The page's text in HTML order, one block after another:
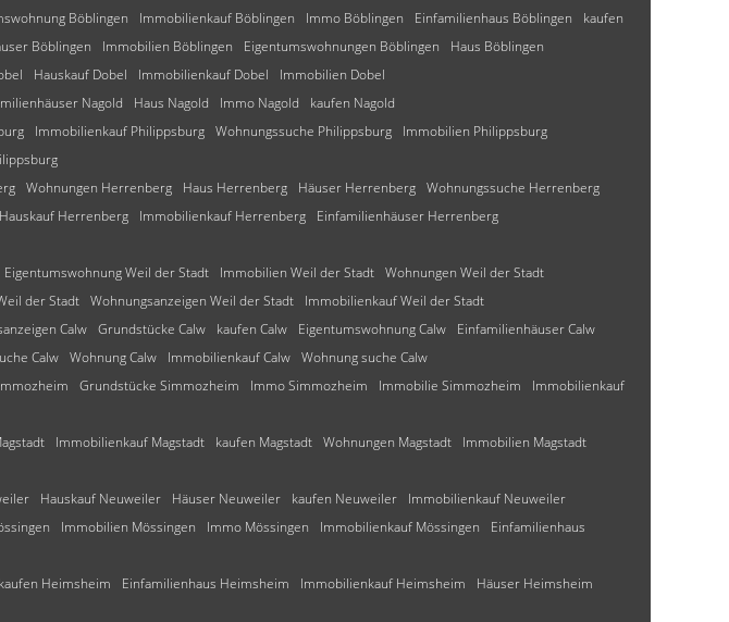
Böblingen Immobilienkauf Böblingen Immo Böblingen Einfamilienhaus Böblingen
kaufen
Böblingen Immobilien Böblingen Eigentumswohnungen Böblingen
Haus Böblingen
Hauskauf Dobel Immobilienkauf Dobel
Immobilien Dobel
Nagold Haus Nagold Immo Nagold
kaufen Nagold
Immobilienkauf Philippsburg Wohnungssuche Philippsburg
Immobilien Philippsburg
Wohnungen Herrenberg Haus Herrenberg Häuser Herrenberg Wohnungssuche Herrenberg
Hauskauf Herrenberg Immobilienkauf Herrenberg
Einfamilienhäuser Herrenberg
Eigentumswohnung Weil der Stadt Immobilien Weil der Stadt Wohnungen Weil der Stadt
der Stadt Wohnungsanzeigen Weil der Stadt
Immobilienkauf Weil der Stadt
Calw Grundstücke Calw kaufen Calw Eigentumswohnung Calw
Einfamilienhäuser Calw
Calw Wohnung Calw Immobilienkauf Calw Wohnung suche Calw
Grundstücke Simmozheim Immo Simmozheim Immobilie Simmozheim
Immobilienkauf
Immobilienkauf Magstadt kaufen Magstadt Wohnungen Magstadt
Immobilien Magstadt
Hauskauf Neuweiler Häuser Neuweiler kaufen Neuweiler
Immobilienkauf Neuweiler
Immobilien Mössingen Immo Mössingen Immobilienkauf Mössingen
Einfamilienhaus
kaufen Heimsheim Einfamilienhaus Heimsheim Immobilienkauf Heimsheim
Häuser Heimsheim